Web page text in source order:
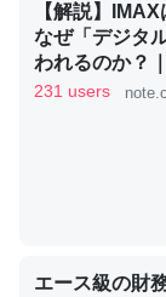
くらい。小説
ど、短期記憶
かりやすく強く
昆虫ってカル
【解説】
なぜ「デジタ
われるのか？
231 users
エース級の財